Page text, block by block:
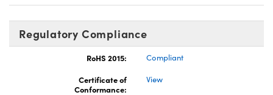
Regulatory Compliance
RoHS 2015:
Compliant
Certificate of
Conformance:
View